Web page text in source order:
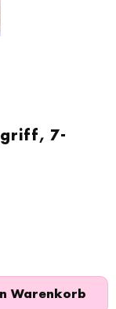
7-
Warenkorb